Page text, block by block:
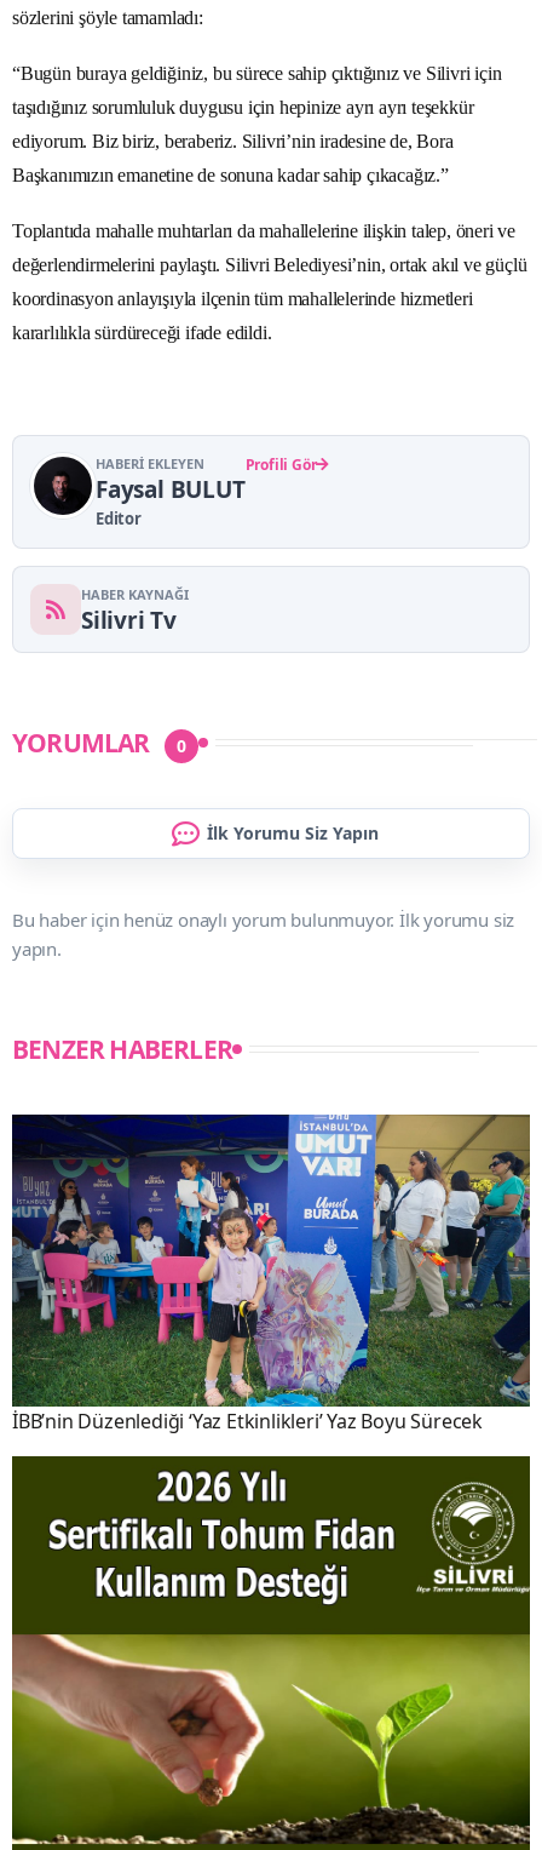
sözlerini şöyle tamamladı:
“Bugün buraya geldiğiniz, bu sürece sahip çıktığınız ve Silivri için
taşıdığınız sorumluluk duygusu için hepinize ayrı ayrı teşekkür
ediyorum. Biz biriz, beraberiz. Silivri’nin iradesine de, Bora
Başkanımızın emanetine de sonuna kadar sahip çıkacağız.”
Toplantıda mahalle muhtarları da mahallelerine ilişkin talep, öneri ve
değerlendirmelerini paylaştı. Silivri Belediyesi’nin, ortak akıl ve güçlü
koordinasyon anlayışıyla ilçenin tüm mahallelerinde hizmetleri
kararlılıkla sürdüreceği ifade edildi.
HABERI EKLEYEN
Faysal BULUT
Editor
Profili Gör
HABER KAYNAĞI
Silivri Tv
YORUMLAR 0
İlk Yorumu Siz Yapın
Bu haber için henüz onaylı yorum bulunmuyor. İlk yorumu siz
yapın.
BENZER HABERLER
İBB’nin Düzenlediği ‘Yaz Etkinlikleri’ Yaz Boyu Sürecek